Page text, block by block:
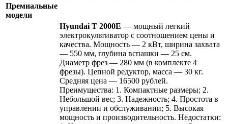
Премиальные
модели
Hyundai T 2000E — мощный легкий
электрокультиватор с соотношением цены и
качества. Мощность — 2 кВт, ширина захвата
— 550 мм, глубина вспашки — 25 см.
Диаметр фрез — 280 мм (в комплекте 4
фрезы). Цепной редуктор, масса — 30 кг.
Средняя цена — 16500 рублей.
Преимущества: 1. Компактные размеры; 2.
Небольшой вес; 3. Надежность; 4. Простота в
управлении и обслуживании; 5. Высокая
мощность и производительность. Недостатки: